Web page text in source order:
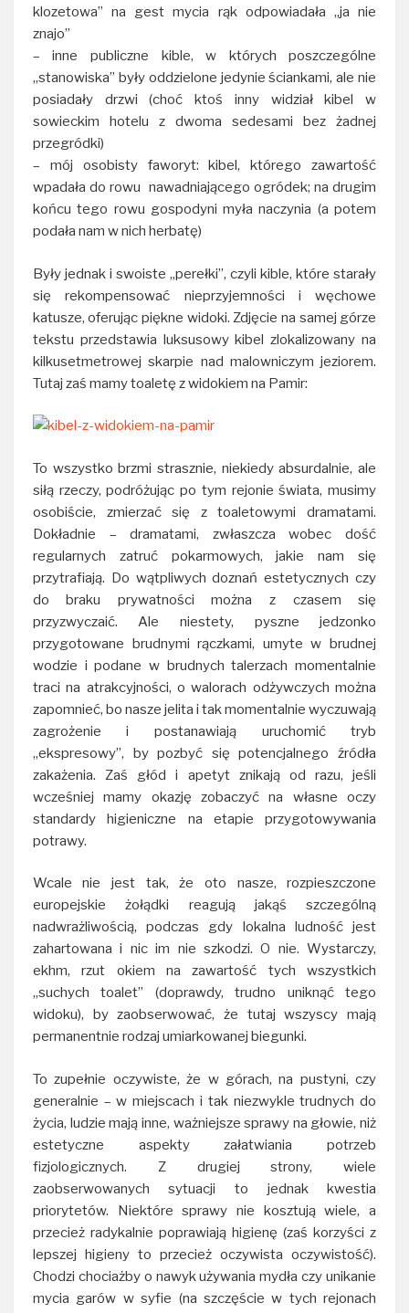
klozetowa” na gest mycia rąk odpowiadała „ja nie
znajo”
– inne publiczne kible, w których poszczególne
„stanowiska” były oddzielone jedynie ściankami, ale nie
posiadały drzwi (choć ktoś inny widział kibel w
sowieckim hotelu z dwoma sedesami bez żadnej
przegródki)
– mój osobisty faworyt: kibel, którego zawartość
wpadała do rowu nawadniającego ogródek; na drugim
końcu tego rowu gospodyni myła naczynia (a potem
podała nam w nich herbatę)
Były jednak i swoiste „perełki”, czyli kible, które starały
się rekompensować nieprzyjemności i węchowe
katusze, oferując piękne widoki. Zdjęcie na samej górze
tekstu przedstawia luksusowy kibel zlokalizowany na
kilkusetmetrowej skarpie nad malowniczym jeziorem.
Tutaj zaś mamy toaletę z widokiem na Pamir:
To wszystko brzmi strasznie, niekiedy absurdalnie, ale
siłą rzeczy, podróżując po tym rejonie świata, musimy
osobiście, zmierzać się z toaletowymi dramatami.
Dokładnie – dramatami, zwłaszcza wobec dość
regularnych zatruć pokarmowych, jakie nam się
przytrafiają. Do wątpliwych doznań estetycznych czy
do braku prywatności można z czasem się
przyzwyczaić. Ale niestety, pyszne jedzonko
przygotowane brudnymi rączkami, umyte w brudnej
wodzie i podane w brudnych talerzach momentalnie
traci na atrakcyjności, o walorach odżywczych można
zapomnieć, bo nasze jelita i tak momentalnie wyczuwają
zagrożenie i postanawiają uruchomić tryb
„ekspresowy”, by pozbyć się potencjalnego źródła
zakażenia. Zaś głód i apetyt znikają od razu, jeśli
wcześniej mamy okazję zobaczyć na własne oczy
standardy higieniczne na etapie przygotowywania
potrawy.
Wcale nie jest tak, że oto nasze, rozpieszczone
europejskie żołądki reagują jakąś szczególną
nadwrażliwością, podczas gdy lokalna ludność jest
zahartowana i nic im nie szkodzi. O nie. Wystarczy,
ekhm, rzut okiem na zawartość tych wszystkich
„suchych toalet” (doprawdy, trudno uniknąć tego
widoku), by zaobserwować, że tutaj wszyscy mają
permanentnie rodzaj umiarkowanej biegunki.
To zupełnie oczywiste, że w górach, na pustyni, czy
generalnie – w miejscach i tak niezwykle trudnych do
życia, ludzie mają inne, ważniejsze sprawy na głowie, niż
estetyczne aspekty załatwiania potrzeb
fizjologicznych. Z drugiej strony, wiele
zaobserwowanych sytuacji to jednak kwestia
priorytetów. Niektóre sprawy nie kosztują wiele, a
przecież radykalnie poprawiają higienę (zaś korzyści z
lepszej higieny to przecież oczywista oczywistość).
Chodzi chociażby o nawyk używania mydła czy unikanie
mycia garów w syfie (na szczęście w tych rejonach